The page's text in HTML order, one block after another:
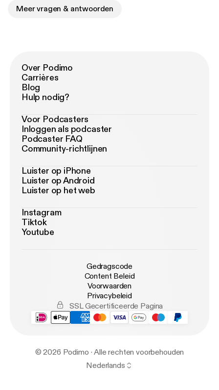
Meer vragen & antwoorden
Over Podimo
Carrières
Blog
Hulp nodig?
Voor Podcasters
Inloggen als podcaster
Podcaster FAQ
Community-richtlijnen
Luister op iPhone
Luister op Android
Luister op het web
Instagram
Tiktok
Youtube
Gedragscode
Content Beleid
Voorwaarden
Privacybeleid
SSL Gecertificeerde Pagina
© 2026 Podimo · Alle rechten voorbehouden
Nederlands